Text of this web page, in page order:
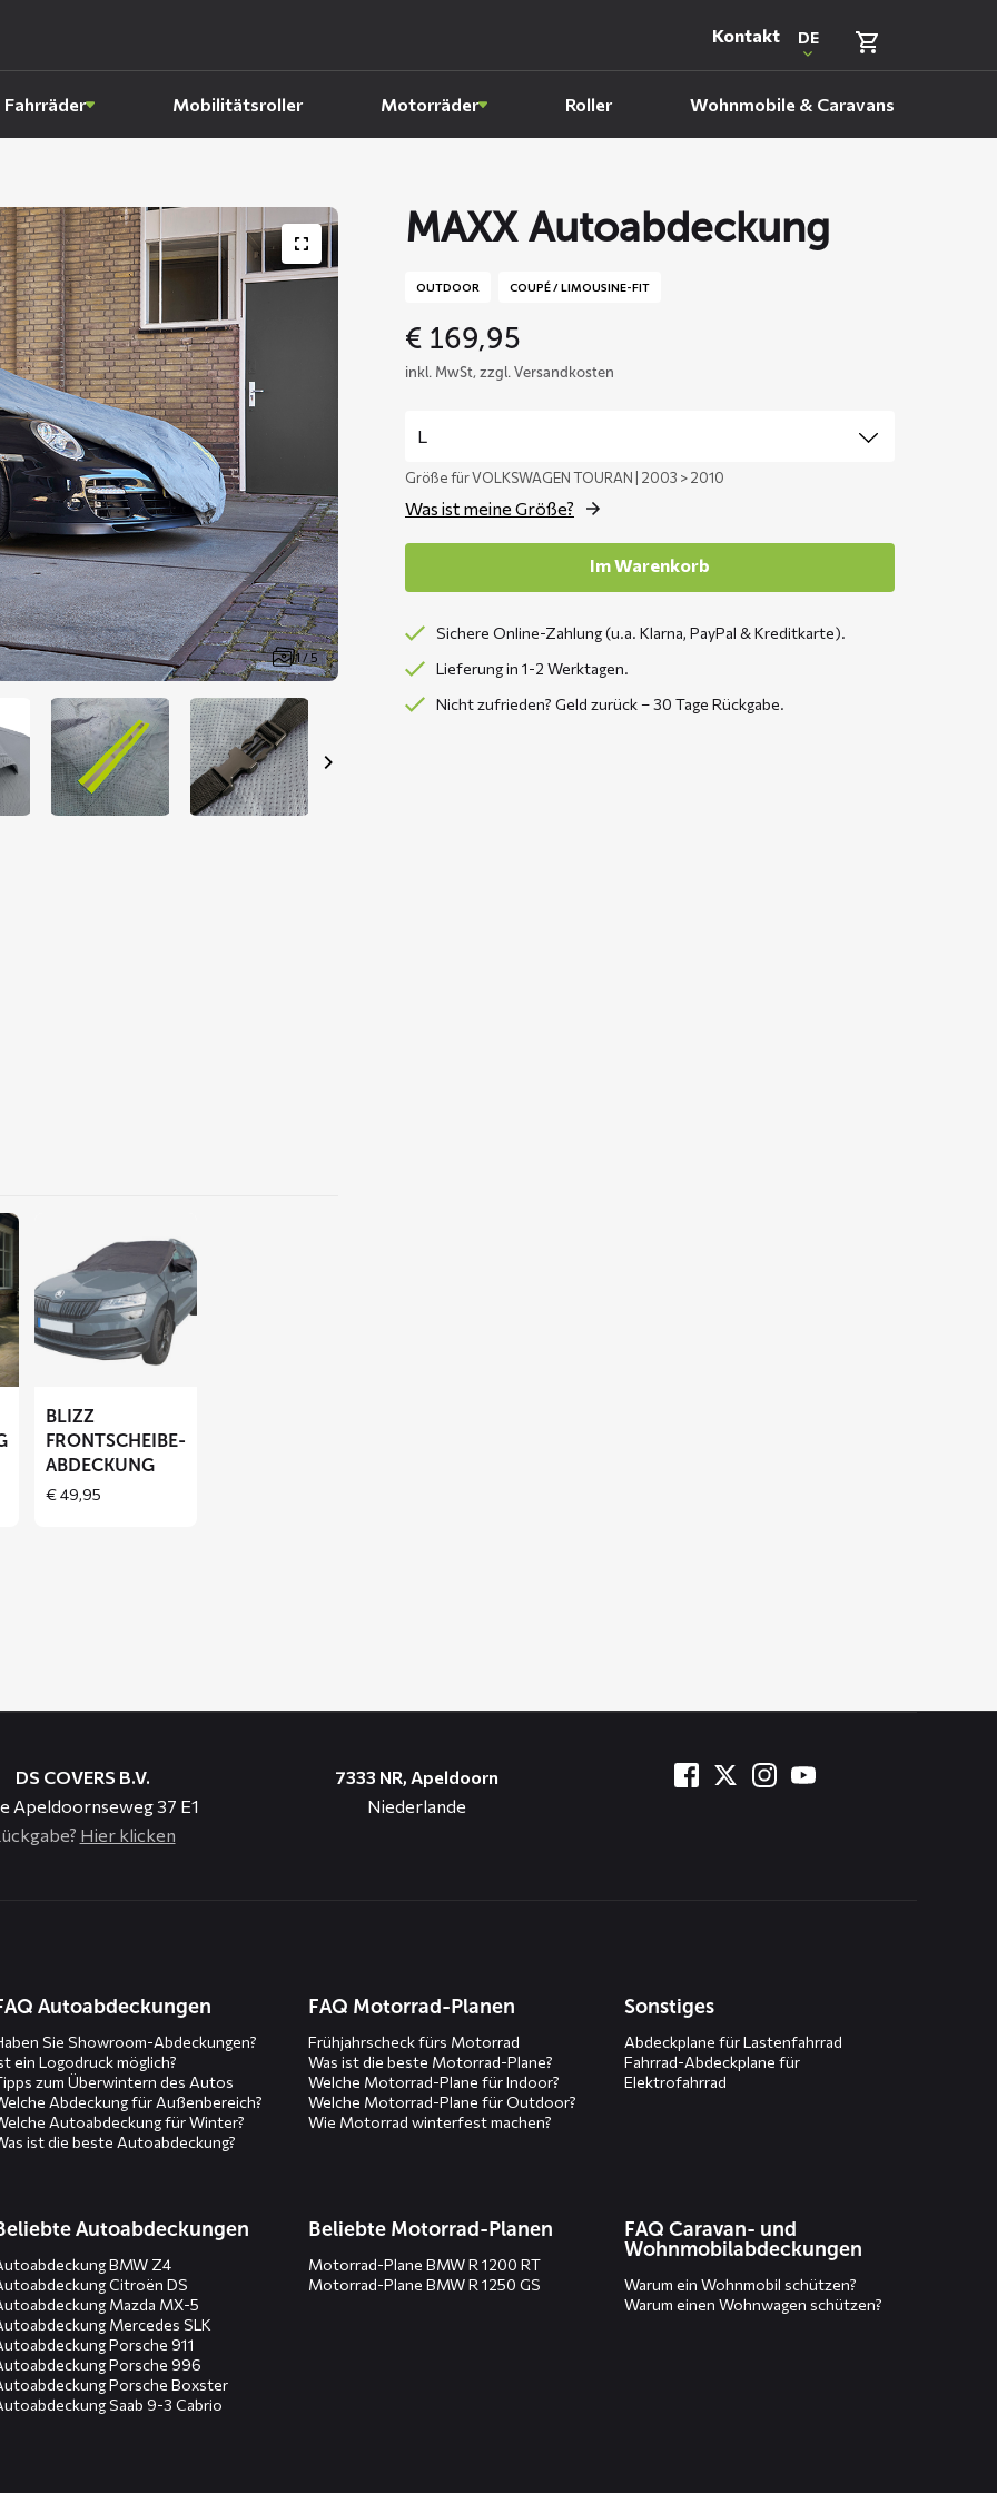
Kontakt
DE
Fahrräder Mobilitätsroller Motorräder Roller Wohnmobile & Caravans
1 / 5
MAXX Autoabdeckung
OUTDOOR COUPÉ / LIMOUSINE-FIT
€ 169,95
inkl. MwSt, zzgl. Versandkosten
Größe für VOLKSWAGEN TOURAN | 2003 > 2010
Was ist meine Größe?
Im Warenkorb
Sichere Online-Zahlung (u.a. Klarna, PayPal & Kreditkarte).
Lieferung in 1-2 Werktagen.
Nicht zufrieden? Geld zurück – 30 Tage Rückgabe.
über
BLIZZ
Frontscheibe-
BLIZZ
FRONTSCHEIBE-
ABDECKUNG
€49,95
DS COVERS B.V.
Apeldoornseweg 37 E1
Hier klicken
7333 NR, Apeldoorn
Niederlande
Autoabdeckungen
Sie Showroom-Abdeckungen?
ein Logodruck möglich?
zum Überwintern des Autos
Abdeckung für Außenbereich?
Autoabdeckung für Winter?
ist die beste Autoabdeckung?
FAQ Motorrad-Planen
Frühjahrscheck fürs Motorrad
Was ist die beste Motorrad-Plane?
Welche Motorrad-Plane für Indoor?
Welche Motorrad-Plane für Outdoor?
Wie Motorrad winterfest machen?
Sonstiges
Abdeckplane für Lastenfahrrad
Fahrrad-Abdeckplane für
Elektrofahrrad
Autoabdeckungen
BMW Z4
Citroën DS
Mazda MX-5
Mercedes SLK
Porsche 911
Porsche 996
Porsche Boxster
Saab 9-3 Cabrio
Beliebte Motorrad-Planen
Motorrad-Plane BMW R 1200 RT
Motorrad-Plane BMW R 1250 GS
FAQ Caravan- und
Wohnmobilabdeckungen
Warum ein Wohnmobil schützen?
Warum einen Wohnwagen schützen?